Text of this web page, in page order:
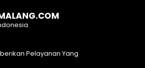
Pelayanan Yang